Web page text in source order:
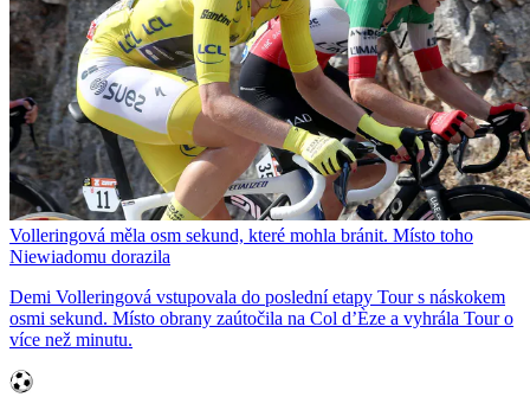
Volleringová měla osm sekund, které mohla bránit. Místo toho
Niewiadomu dorazila
Demi Volleringová vstupovala do poslední etapy Tour s náskokem
osmi sekund. Místo obrany zaútočila na Col d’Èze a vyhrála Tour o
více než minutu.